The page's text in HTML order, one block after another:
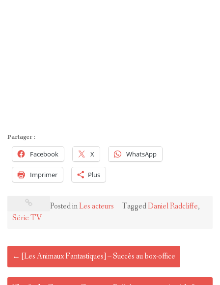
Partager :
Facebook X WhatsApp
Imprimer Plus
Posted inLes acteurs TaggedDaniel Radcliffe,
Série TV
Post
navigation
← [Les Animaux Fantastiques] – Succès au box-office